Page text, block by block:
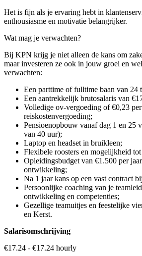
Het is fijn als je ervaring hebt in
enthousiasme en motivatie belangrijker.
Wat mag je verwachten?
Bij KPN krijg je niet alleen de kans om
maar investeren ze ook in jouw groei en
verwachten:
Een parttime of fulltime baan van 24
Een aantrekkelijk brutosalaris van
Volledige ov-vergoeding of €0,23
reiskostenvergoeding;
Pensioenopbouw vanaf dag 1 en 25
van 40 uur);
Laptop en headset in bruikleen;
Flexibele roosters en mogelijkheid
Opleidingsbudget van €1.500 per
ontwikkeling;
Na 1 jaar kans op een vast contract
Persoonlijke coaching van je
ontwikkeling en competenties;
Gezellige teamuitjes en feestelijke
en Kerst.
Salarisomschrijving
€17.24 - €17.24 hourly